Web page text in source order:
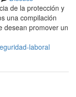
de la protección y
una compilación
desean promover un
laboral